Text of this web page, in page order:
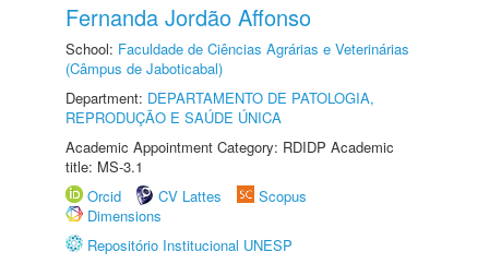
Fernanda Jordão Affonso
School: Faculdade de Ciências Agrárias e Veterinárias
(Câmpus de Jaboticabal)
Department: DEPARTAMENTO DE PATOLOGIA,
REPRODUÇÃO E SAÚDE ÚNICA
Academic Appointment Category: RDIDP Academic
title: MS-3.1
Orcid
CV Lattes
Scopus
Dimensions
Repositório Institucional UNESP